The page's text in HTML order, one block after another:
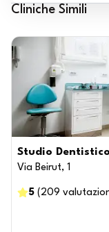
Cliniche Simili
Studio Dentistico
Via Beirut, 1
5 ( 209